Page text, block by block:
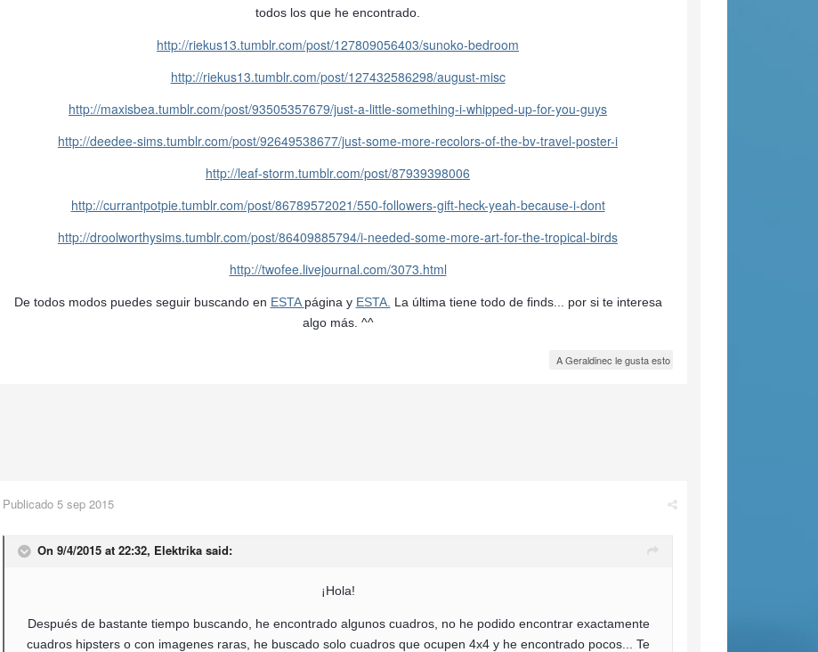
todos los que he encontrado.
http://riekus13.tumblr.com/post/127809056403/sunoko-bedroom
http://riekus13.tumblr.com/post/127432586298/august-misc
http://maxisbea.tumblr.com/post/93505357679/just-a-little-something-i-whipped-up-for-you-guys
http://deedee-sims.tumblr.com/post/92649538677/just-some-more-recolors-of-the-bv-travel-poster-i
http://leaf-storm.tumblr.com/post/87939398006
http://currantpotpie.tumblr.com/post/86789572021/550-followers-gift-heck-yeah-because-i-dont
http://droolworthysims.tumblr.com/post/86409885794/i-needed-some-more-art-for-the-tropical-birds
http://twofee.livejournal.com/3073.html
De todos modos puedes seguir buscando en ESTA página y ESTA. La última tiene todo de finds... por si te interesa
algo más. ^^
A Geraldinec le gusta esto
Publicado 5 sep 2015
On 9/4/2015 at 22:32, Elektrika said:
¡Hola!
Después de bastante tiempo buscando, he encontrado algunos cuadros, no he podido encontrar exactamente
cuadros hipsters o con imagenes raras, he buscado solo cuadros que ocupen 4x4 y he encontrado pocos... Te